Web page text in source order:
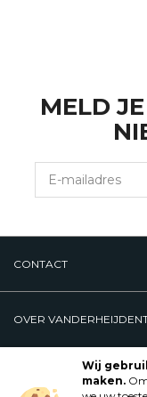
Wij
maken.
MELD
CONTACT
OVER
VOLG ONS